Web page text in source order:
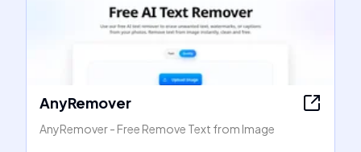
AnyRemover
AnyRemover - Free Remove Text from Image